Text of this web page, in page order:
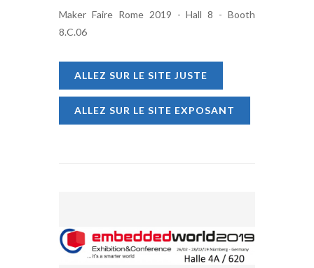
Maker Faire Rome 2019 - Hall 8 - Booth
8.C.06
ALLEZ SUR LE SITE JUSTE
ALLEZ SUR LE SITE EXPOSANT